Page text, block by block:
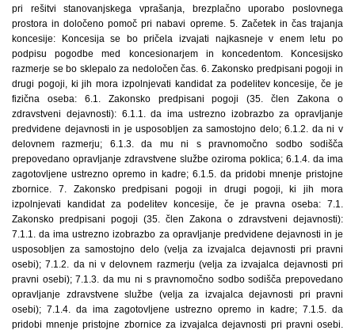
pri rešitvi stanovanjskega vprašanja, brezplačno uporabo poslovnega
prostora in določeno pomoč pri nabavi opreme. 5. Začetek in čas trajanja
koncesije: Koncesija se bo pričela izvajati najkasneje v enem letu po
podpisu pogodbe med koncesionarjem in koncedentom. Koncesijsko
razmerje se bo sklepalo za nedoločen čas. 6. Zakonsko predpisani pogoji in
drugi pogoji, ki jih mora izpolnjevati kandidat za podelitev koncesije, če je
fizična oseba: 6.1. Zakonsko predpisani pogoji (35. člen Zakona o
zdravstveni dejavnosti): 6.1.1. da ima ustrezno izobrazbo za opravljanje
predvidene dejavnosti in je usposobljen za samostojno delo; 6.1.2. da ni v
delovnem razmerju; 6.1.3. da mu ni s pravnomočno sodbo sodišča
prepovedano opravljanje zdravstvene službe oziroma poklica; 6.1.4. da ima
zagotovljene ustrezno opremo in kadre; 6.1.5. da pridobi mnenje pristojne
zbornice. 7. Zakonsko predpisani pogoji in drugi pogoji, ki jih mora
izpolnjevati kandidat za podelitev koncesije, če je pravna oseba: 7.1.
Zakonsko predpisani pogoji (35. člen Zakona o zdravstveni dejavnosti):
7.1.1. da ima ustrezno izobrazbo za opravljanje predvidene dejavnosti in je
usposobljen za samostojno delo (velja za izvajalca dejavnosti pri pravni
osebi); 7.1.2. da ni v delovnem razmerju (velja za izvajalca dejavnosti pri
pravni osebi); 7.1.3. da mu ni s pravnomočno sodbo sodišča prepovedano
opravljanje zdravstvene službe (velja za izvajalca dejavnosti pri pravni
osebi); 7.1.4. da ima zagotovljene ustrezno opremo in kadre; 7.1.5. da
pridobi mnenje pristojne zbornice za izvajalca dejavnosti pri pravni osebi.